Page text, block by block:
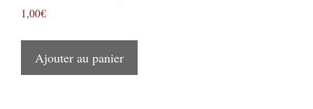
1,00€
Ajouter au panier